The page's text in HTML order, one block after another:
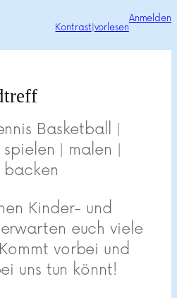
Kontrast vorlesen
Anmelden
Basketball |
| malen |
backen
Kinder- und
euch viele
vorbei und
uns tun könnt!